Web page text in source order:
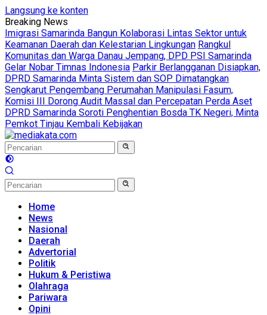
Langsung ke konten
Breaking News
Imigrasi Samarinda Bangun Kolaborasi Lintas Sektor untuk
Keamanan Daerah dan Kelestarian Lingkungan Rangkul
Komunitas dan Warga Danau Jempang, DPD PSI Samarinda
Gelar Nobar Timnas Indonesia Parkir Berlangganan Disiapkan,
DPRD Samarinda Minta Sistem dan SOP Dimatangkan
Sengkarut Pengembang Perumahan Manipulasi Fasum,
Komisi III Dorong Audit Massal dan Percepatan Perda Aset
DPRD Samarinda Soroti Penghentian Bosda TK Negeri, Minta
Pemkot Tinjau Kembali Kebijakan
Home
News
Nasional
Daerah
Advertorial
Politik
Hukum & Peristiwa
Olahraga
Pariwara
Opini